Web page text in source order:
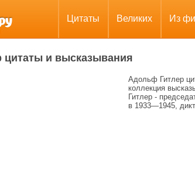
Цитаты Великих Из
и высказывания
Адольф Гитлер
коллекция
Гитлер -
в 1933—1945,